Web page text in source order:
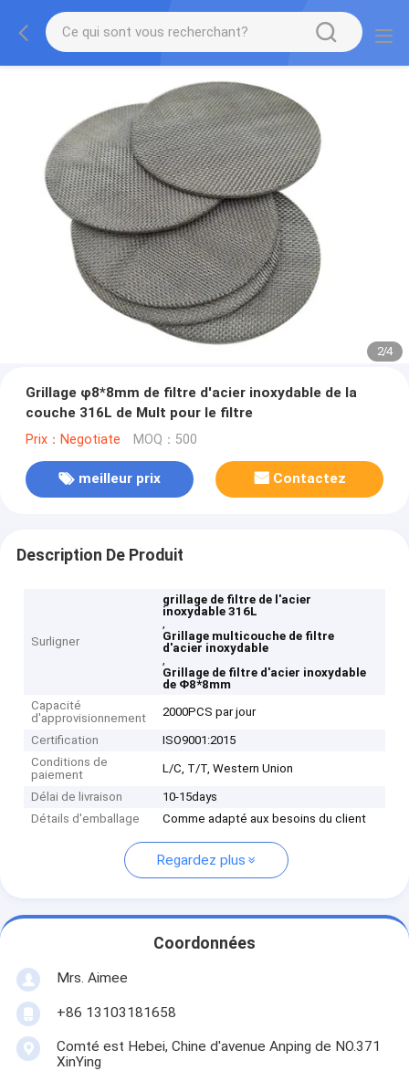
2/4
Grillage φ8*8mm de filtre d'acier inoxydable de la
couche 316L de Mult pour le filtre
Prix：Negotiate MOQ：500
meilleur prix Contactez
Description De Produit
Surligner
grillage de filtre de l'acier
inoxydable 316L
,
Grillage multicouche de filtre
d'acier inoxydable
,
Grillage de filtre d'acier inoxydable
de Φ8*8mm
Capacité
d'approvisionnement
2000PCS par jour
Certification
ISO9001:2015
Conditions de
paiement
L/C, T/T, Western Union
Délai de livraison
10-15days
Détails d'emballage
Comme adapté aux besoins du client
Regardez plus
Coordonnées
Mrs. Aimee
+86 13103181658
Comté est Hebei, Chine d'avenue Anping de NO.371
XinYing